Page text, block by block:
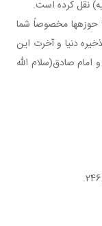
نقل کرده است.
ها مخصوصاً شما
دنيا و آخرت اين
صادق(سلام الله